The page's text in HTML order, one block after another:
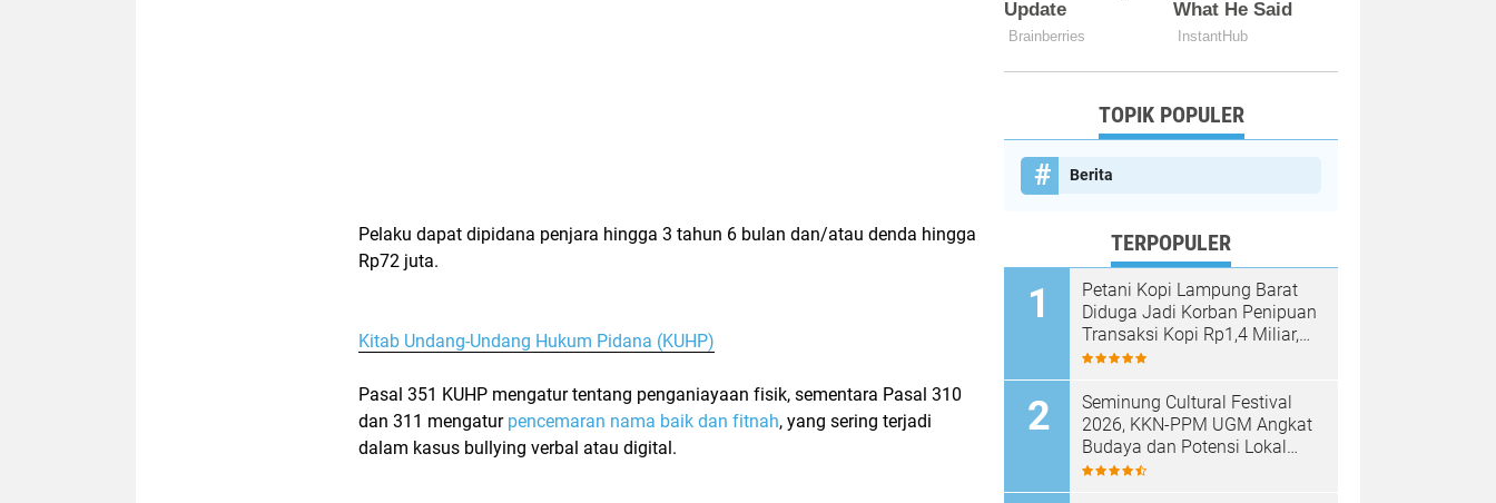
Pelaku dapat dipidana penjara hingga 3 tahun 6 bulan dan/atau denda hingga
Rp72 juta.
Kitab Undang-Undang Hukum Pidana (KUHP)
Pasal 351 KUHP mengatur tentang penganiayaan fisik, sementara Pasal 310
dan 311 mengatur pencemaran nama baik dan fitnah, yang sering terjadi
dalam kasus bullying verbal atau digital.
TOPIK POPULER
Berita
TERPOPULER
Petani Kopi Lampung Barat
Diduga Jadi Korban Penipuan
Transaksi Kopi Rp1,4 Miliar,
Kasus Dilaporkan ke Polda
Seminung Cultural Festival
2026, KKN-PPM UGM Angkat
Budaya dan Potensi Lokal
Lumbok Seminung